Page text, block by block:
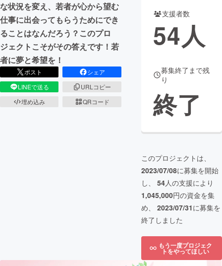
な状況を変え、若者が心から望む
仕事に出会ってもらうためにでき
ることはなんだろう？このプロ
ジェクトこそがその答えです！若
者に夢と希望を！
ポスト
シェア
LINEで送る
URLコピー
埋め込み
QRコード
支援者数
54人
募集終了まで残
り
終了
このプロジェクトは、
2023/07/08に募集を開始
し、 54人の支援により
1,045,000円の資金を集
め、 2023/07/31に募集を
終了しました
もう一度プロジェク
トをやってほしい